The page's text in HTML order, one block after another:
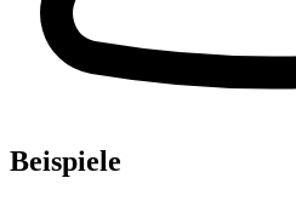
Beispiele